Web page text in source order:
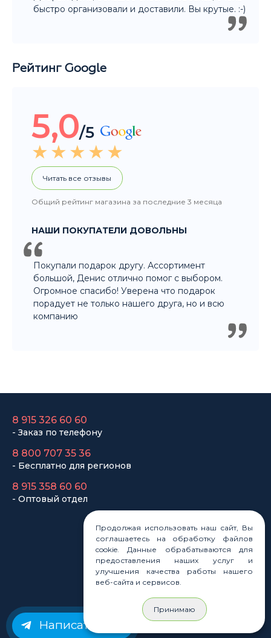
5,0
Читать все отзывы
НАШИ ПОКУПАТЕЛИ ДОВОЛЬНЫ
Покупали подарок другу. Ассортимент
большой, Денис отлично помог с выбором.
Огромное спасибо! Уверена что подарок
порадует не только нашего друга, но и всю
8 915 326 60 60
- Оптовый отдел
Карта сайта
© Rastashop 2004-2026
Согласие на обработку персональных данных
Политика обработки персональных данных
Написать нам
Продолжая использовать наш сайт, Вы
соглашаетесь на обработку файлов
cookie. Данные обрабатываются для
предоставления наших услуг и
улучшения качества работы нашего
веб-сайта и сервисов.
Принимаю